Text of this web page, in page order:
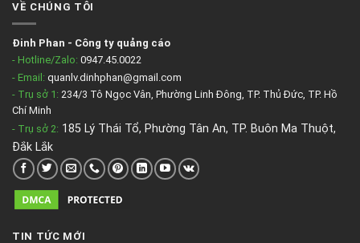
VỀ CHÚNG TÔI
Đinh Phan - Công ty quảng cáo
- Hotline/Zalo: 0947.45.0022
- Email: quanlv.dinhphan@gmail.com
- Trụ sở 1: 234/3 Tô Ngọc Vân, Phường Linh Đông, TP. Thủ Đức, TP. Hồ
Chí Minh
- Trụ sở 2: 185 Lý Thái Tổ, Phường Tân An, TP. Buôn Ma Thuột,
Đắk Lắk
TIN TỨC MỚI